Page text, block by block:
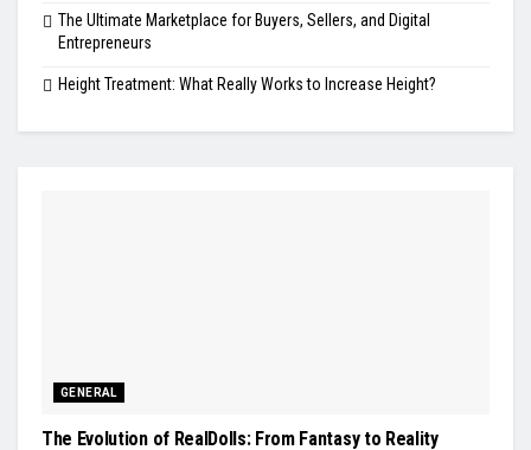
The Ultimate Marketplace for Buyers, Sellers, and Digital
Entrepreneurs
Height Treatment: What Really Works to Increase Height?
GENERAL
The Evolution of RealDolls: From Fantasy to Reality